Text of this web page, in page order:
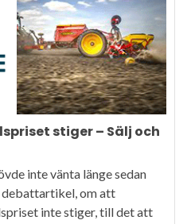
stiger – Sälj och
inte vänta länge sedan
om att
inte stiger, till det att